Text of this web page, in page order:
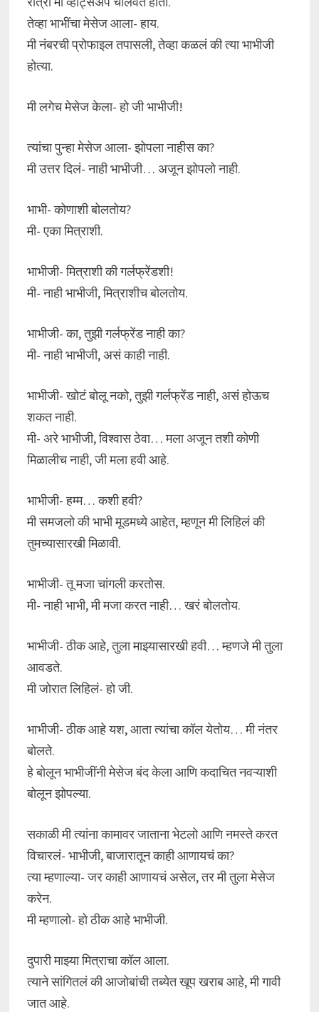
तेव्हा भाभींचा मेसेज आला- हाय.
मी नंबरची प्रोफाइल तपासली, तेव्हा कळलं की त्या भाभीजी
होत्या.
मी लगेच मेसेज केला- हो जी भाभीजी!
त्यांचा पुन्हा मेसेज आला- झोपला नाहीस का?
मी उत्तर दिलं- नाही भाभीजी… अजून झोपलो नाही.
भाभी- कोणाशी बोलतोय?
मी- एका मित्राशी.
भाभीजी- मित्राशी की गर्लफ्रेंडशी!
मी- नाही भाभीजी, मित्राशीच बोलतोय.
भाभीजी- का, तुझी गर्लफ्रेंड नाही का?
मी- नाही भाभीजी, असं काही नाही.
भाभीजी- खोटं बोलू नको, तुझी गर्लफ्रेंड नाही, असं होऊच
शकत नाही.
मी- अरे भाभीजी, विश्वास ठेवा… मला अजून तशी कोणी
मिळालीच नाही, जी मला हवी आहे.
भाभीजी- हम्म… कशी हवी?
मी समजलो की भाभी मूडमध्ये आहेत, म्हणून मी लिहिलं की
तुमच्यासारखी मिळावी.
भाभीजी- तू मजा चांगली करतोस.
मी- नाही भाभी, मी मजा करत नाही… खरं बोलतोय.
भाभीजी- ठीक आहे, तुला माझ्यासारखी हवी… म्हणजे मी तुला
आवडते.
मी जोरात लिहिलं- हो जी.
भाभीजी- ठीक आहे यश, आता त्यांचा कॉल येतोय… मी नंतर
बोलते.
हे बोलून भाभीजींनी मेसेज बंद केला आणि कदाचित नवऱ्याशी
बोलून झोपल्या.
सकाळी मी त्यांना कामावर जाताना भेटलो आणि नमस्ते करत
विचारलं- भाभीजी, बाजारातून काही आणायचं का?
त्या म्हणाल्या- जर काही आणायचं असेल, तर मी तुला मेसेज
करेन.
मी म्हणालो- हो ठीक आहे भाभीजी.
दुपारी माझ्या मित्राचा कॉल आला.
त्याने सांगितलं की आजोबांची तब्येत खूप खराब आहे, मी गावी
जात आहे.